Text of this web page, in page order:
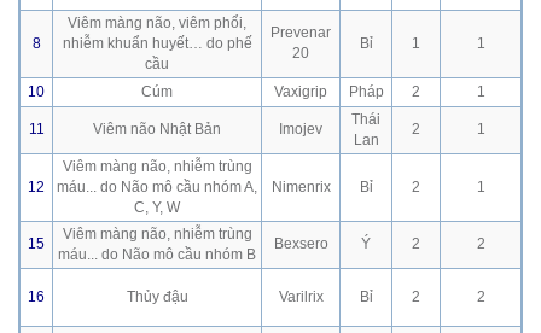
8
Viêm màng não, viêm phổi,
nhiễm khuẩn huyết… do phế
cầu
Prevenar
20
Bỉ 1 1
10 Cúm Vaxigrip Pháp 2 1
11 Viêm não Nhật Bản Imojev
Thái
Lan
2 1
12
Viêm màng não, nhiễm trùng
máu... do Não mô cầu nhóm A,
C, Y, W
Nimenrix Bỉ 2 1
15
Viêm màng não, nhiễm trùng
máu... do Não mô cầu nhóm B
Bexsero Ý 2 2
16 Thủy đậu Varilrix Bỉ 2 2